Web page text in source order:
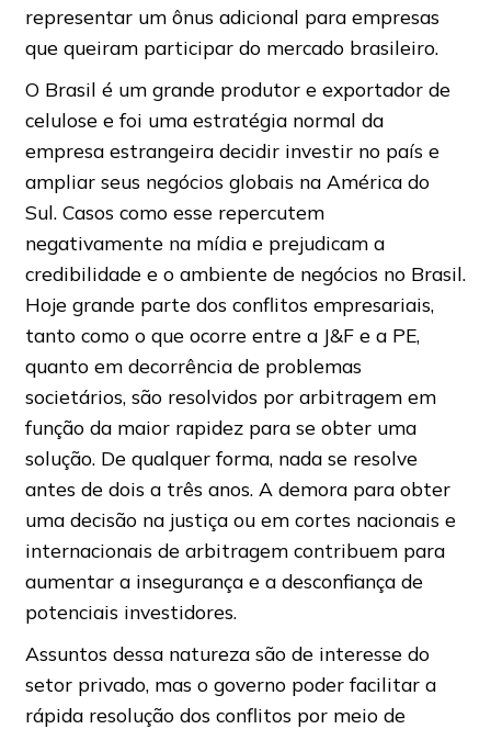
representar um ônus adicional para empresas
que queiram participar do mercado brasileiro.
O Brasil é um grande produtor e exportador de
celulose e foi uma estratégia normal da
empresa estrangeira decidir investir no país e
ampliar seus negócios globais na América do
Sul. Casos como esse repercutem
negativamente na mídia e prejudicam a
credibilidade e o ambiente de negócios no Brasil.
Hoje grande parte dos conflitos empresariais,
tanto como o que ocorre entre a J&F e a PE,
quanto em decorrência de problemas
societários, são resolvidos por arbitragem em
função da maior rapidez para se obter uma
solução. De qualquer forma, nada se resolve
antes de dois a três anos. A demora para obter
uma decisão na justiça ou em cortes nacionais e
internacionais de arbitragem contribuem para
aumentar a insegurança e a desconfiança de
potenciais investidores.
Assuntos dessa natureza são de interesse do
setor privado, mas o governo poder facilitar a
rápida resolução dos conflitos por meio de